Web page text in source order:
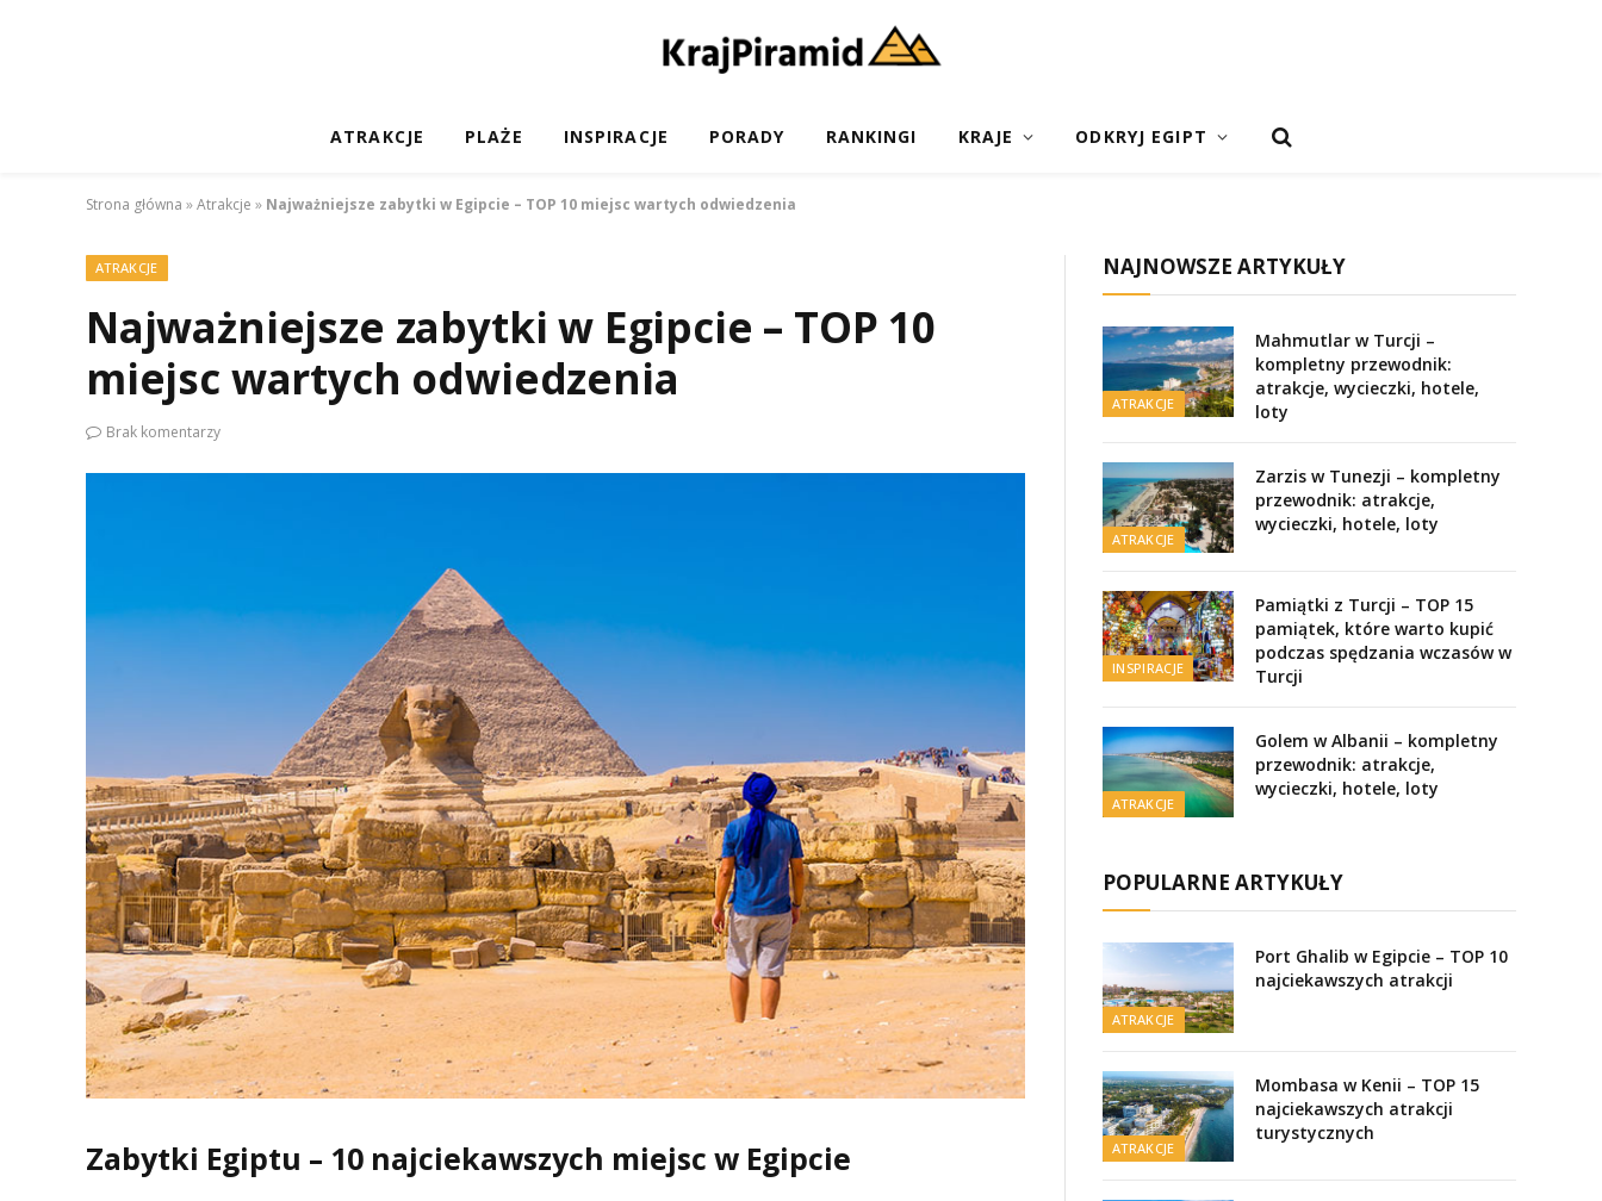
ATRAKCJE PLAŻE INSPIRACJE PORADY RANKINGI KRAJE ODKRYJ EGIPT
Strona główna »Atrakcje » Najważniejsze zabytki w Egipcie – TOP 10 miejsc wartych odwiedzenia
ATRAKCJE
Najważniejsze zabytki w Egipcie – TOP 10
miejsc wartych odwiedzenia
Brak komentarzy
Zabytki Egiptu – 10 najciekawszych miejsc w Egipcie
NAJNOWSZE ARTYKUŁY
ATRAKCJE
Mahmutlar w Turcji –
kompletny przewodnik:
atrakcje, wycieczki, hotele,
loty
ATRAKCJE
Zarzis w Tunezji – kompletny
przewodnik: atrakcje,
wycieczki, hotele, loty
INSPIRACJE
Pamiątki z Turcji – TOP 15
pamiątek, które warto kupić
podczas spędzania wczasów w
Turcji
ATRAKCJE
Golem w Albanii – kompletny
przewodnik: atrakcje,
wycieczki, hotele, loty
POPULARNE ARTYKUŁY
ATRAKCJE
Port Ghalib w Egipcie – TOP 10
najciekawszych atrakcji
ATRAKCJE
Mombasa w Kenii – TOP 15
najciekawszych atrakcji
turystycznych